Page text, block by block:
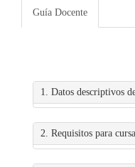
Guía Docente
1. Datos descriptivos
2. Requisitos para